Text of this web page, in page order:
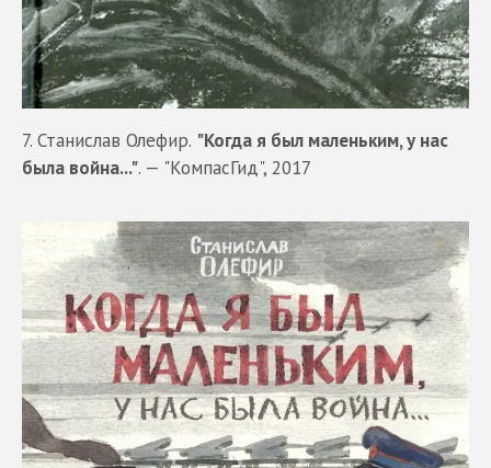
7. Станислав Олефир. "Когда я был маленьким, у нас
была война...". — "КомпасГид", 2017